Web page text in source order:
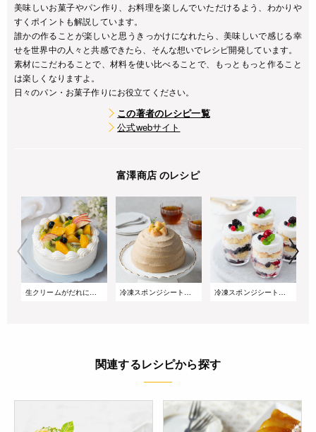
美味しいお菓子やパン作り、お料理を楽しんでいただけるよう、わかりや
すくポイントも解説しています。
誰かの作ることが楽しいと思うきっかけになれたら、美味しいで感じる幸
せを世界中の人々と共感できたら、そんな想いでレシピ開発しています。
素材にこだわることで、材料を使い比べることで、もっともっと作ること
は楽しくなりますよ。
日々のパン・お菓子作りにお役立てください。
この著者のレシピ一覧
公式webサイト
富澤商店 のレシピ
生クリームがだれにくい!サマーショートケーキ 冷凍スポンジシートで簡単!桃とアールグレイのズコットケーキ 冷凍スポンジシートで簡単!重ねるだけのベリーグラスケーキ
関連するレシピから探す